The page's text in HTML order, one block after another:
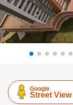
Google
Street View